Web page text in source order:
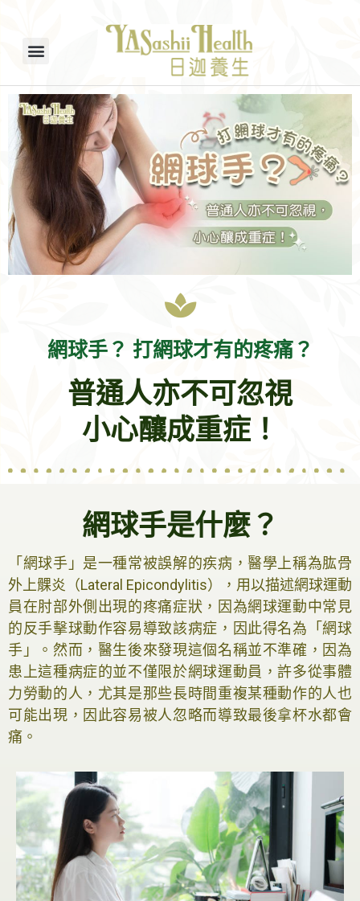
網球手？ 打網球才有的疼痛？
普通人亦不可忽視
小心釀成重症！
網球手是什麼？
「網球手」是一種常被誤解的疾病，醫學上稱為肱骨
外上髁炎（Lateral Epicondylitis），用以描述網球運動
員在肘部外側出現的疼痛症狀，因為網球運動中常見
的反手擊球動作容易導致該病症，因此得名為「網球
手」。然而，醫生後來發現這個名稱並不準確，因為
患上這種病症的並不僅限於網球運動員，許多從事體
力勞動的人，尤其是那些長時間重複某種動作的人也
可能出現，因此容易被人忽略而導致最後拿杯水都會
痛。